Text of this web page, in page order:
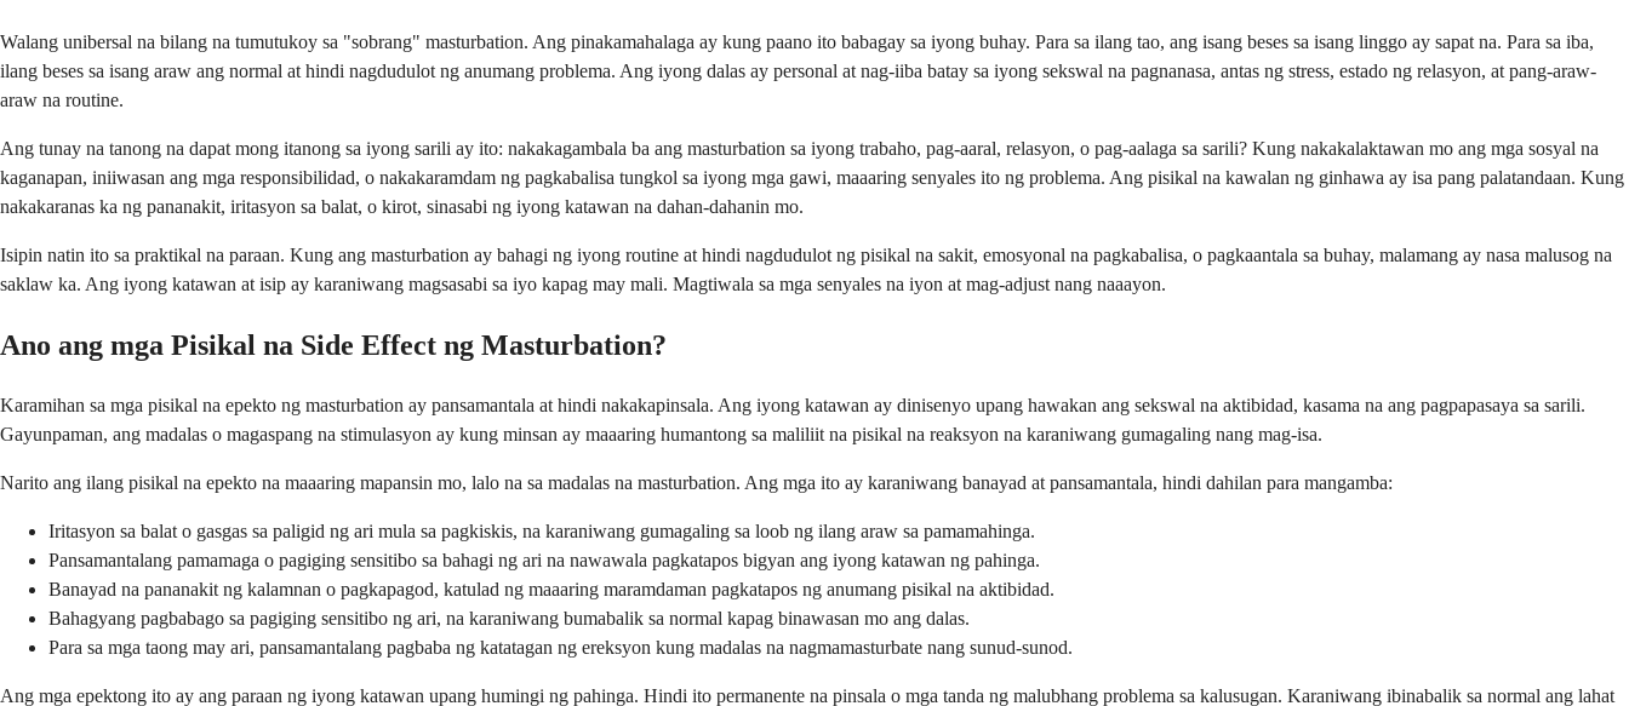
Walang unibersal na bilang na tumutukoy sa "sobrang" masturbation. Ang pinakamahalaga ay kung paano ito babagay sa iyong buhay. Para sa ilang tao, ang isang beses sa isang linggo ay sapat na. Para sa iba,
ilang beses sa isang araw ang normal at hindi nagdudulot ng anumang problema. Ang iyong dalas ay personal at nag-iiba batay sa iyong sekswal na pagnanasa, antas ng stress, estado ng relasyon, at pang-araw-
araw na routine.
Ang tunay na tanong na dapat mong itanong sa iyong sarili ay ito: nakakagambala ba ang masturbation sa iyong trabaho, pag-aaral, relasyon, o pag-aalaga sa sarili? Kung nakakalaktawan mo ang mga sosyal na
kaganapan, iniiwasan ang mga responsibilidad, o nakakaramdam ng pagkabalisa tungkol sa iyong mga gawi, maaaring senyales ito ng problema. Ang pisikal na kawalan ng ginhawa ay isa pang palatandaan. Kung
nakakaranas ka ng pananakit, iritasyon sa balat, o kirot, sinasabi ng iyong katawan na dahan-dahanin mo.
Isipin natin ito sa praktikal na paraan. Kung ang masturbation ay bahagi ng iyong routine at hindi nagdudulot ng pisikal na sakit, emosyonal na pagkabalisa, o pagkaantala sa buhay, malamang ay nasa malusog na
saklaw ka. Ang iyong katawan at isip ay karaniwang magsasabi sa iyo kapag may mali. Magtiwala sa mga senyales na iyon at mag-adjust nang naaayon.
Ano ang mga Pisikal na Side Effect ng Masturbation?
Karamihan sa mga pisikal na epekto ng masturbation ay pansamantala at hindi nakakapinsala. Ang iyong katawan ay dinisenyo upang hawakan ang sekswal na aktibidad, kasama na ang pagpapasaya sa sarili.
Gayunpaman, ang madalas o magaspang na stimulasyon ay kung minsan ay maaaring humantong sa maliliit na pisikal na reaksyon na karaniwang gumagaling nang mag-isa.
Narito ang ilang pisikal na epekto na maaaring mapansin mo, lalo na sa madalas na masturbation. Ang mga ito ay karaniwang banayad at pansamantala, hindi dahilan para mangamba:
Iritasyon sa balat o gasgas sa paligid ng ari mula sa pagkiskis, na karaniwang gumagaling sa loob ng ilang araw sa pamamahinga.
Pansamantalang pamamaga o pagiging sensitibo sa bahagi ng ari na nawawala pagkatapos bigyan ang iyong katawan ng pahinga.
Banayad na pananakit ng kalamnan o pagkapagod, katulad ng maaaring maramdaman pagkatapos ng anumang pisikal na aktibidad.
Bahagyang pagbabago sa pagiging sensitibo ng ari, na karaniwang bumabalik sa normal kapag binawasan mo ang dalas.
Para sa mga taong may ari, pansamantalang pagbaba ng katatagan ng ereksyon kung madalas na nagmamasturbate nang sunud-sunod.
Ang mga epektong ito ay ang paraan ng iyong katawan upang humingi ng pahinga. Hindi ito permanente na pinsala o mga tanda ng malubhang problema sa kalusugan. Karaniwang ibinabalik sa normal ang lahat